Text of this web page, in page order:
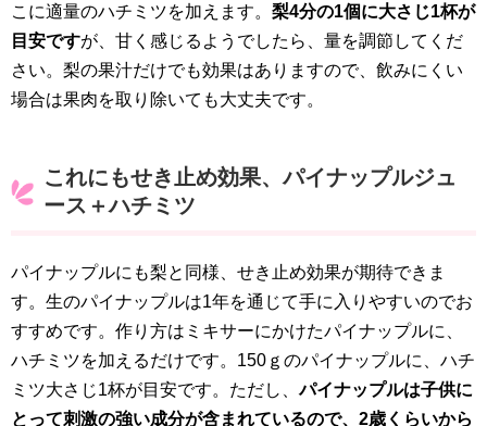
こに適量のハチミツを加えます。 梨4分の1個に大さじ1杯が
目安ですが、甘く感じるようでしたら、量を調節してくだ
さい。梨の果汁だけでも効果はありますので、飲みにくい
場合は果肉を取り除いても大丈夫です。
これにもせき止め効果、パイナップルジュ
ース＋ハチミツ
パイナップルにも梨と同様、せき止め効果が期待できま
す。生のパイナップルは1年を通じて手に入りやすいのでお
すすめです。作り方はミキサーにかけたパイナップルに、
ハチミツを加えるだけです。150ｇのパイナップルに、ハチ
ミツ大さじ1杯が目安です。ただし、パイナップルは子供に
とって刺激の強い成分が含まれているので、2歳くらいから